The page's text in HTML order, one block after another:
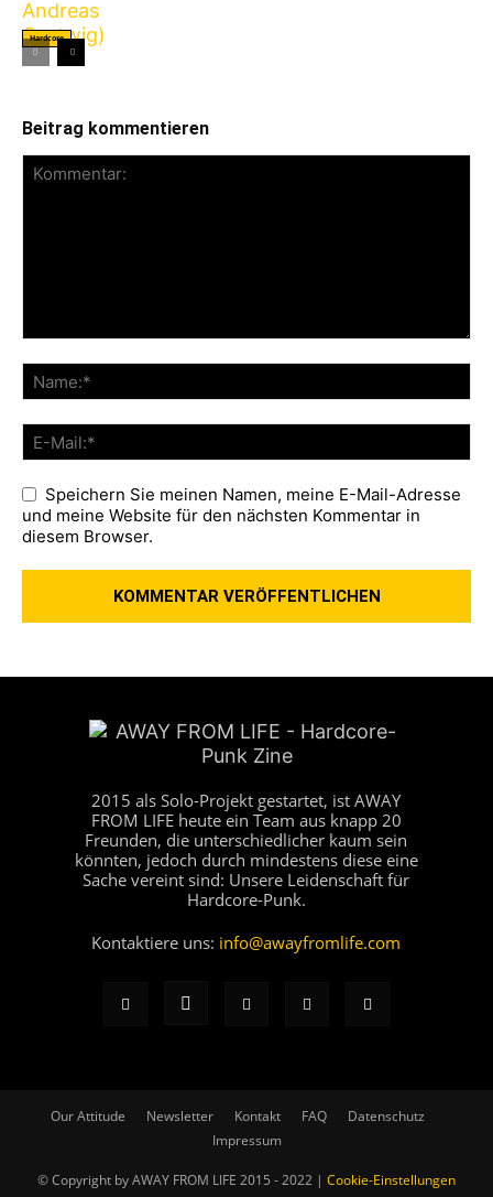
Hardcore
Beitrag kommentieren
Speichern Sie meinen Namen, meine E-Mail-Adresse
und meine Website für den nächsten Kommentar in
diesem Browser.
2015 als Solo-Projekt gestartet, ist AWAY
FROM LIFE heute ein Team aus knapp 20
Freunden, die unterschiedlicher kaum sein
könnten, jedoch durch mindestens diese eine
Sache vereint sind: Unsere Leidenschaft für
Hardcore-Punk.
Kontaktiere uns: info@awayfromlife.com
Our Attitude Newsletter Kontakt FAQ
Datenschutz
Impressum
© Copyright by AWAY FROM LIFE 2015 - 2022 | Cookie-Einstellungen